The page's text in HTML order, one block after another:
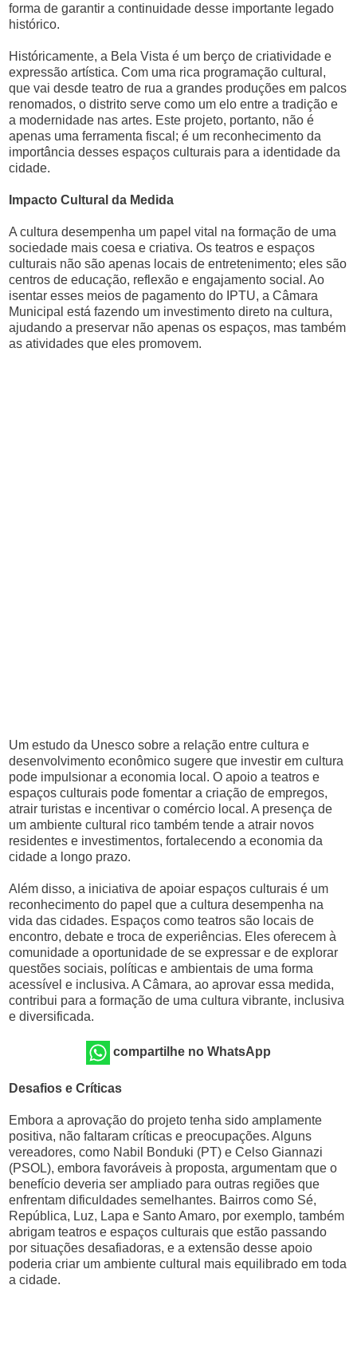
forma de garantir a continuidade desse importante legado
histórico.
Históricamente, a Bela Vista é um berço de criatividade e
expressão artística. Com uma rica programação cultural,
que vai desde teatro de rua a grandes produções em palcos
renomados, o distrito serve como um elo entre a tradição e
a modernidade nas artes. Este projeto, portanto, não é
apenas uma ferramenta fiscal; é um reconhecimento da
importância desses espaços culturais para a identidade da
cidade.
Impacto Cultural da Medida
A cultura desempenha um papel vital na formação de uma
sociedade mais coesa e criativa. Os teatros e espaços
culturais não são apenas locais de entretenimento; eles são
centros de educação, reflexão e engajamento social. Ao
isentar esses meios de pagamento do IPTU, a Câmara
Municipal está fazendo um investimento direto na cultura,
ajudando a preservar não apenas os espaços, mas também
as atividades que eles promovem.
Um estudo da Unesco sobre a relação entre cultura e
desenvolvimento econômico sugere que investir em cultura
pode impulsionar a economia local. O apoio a teatros e
espaços culturais pode fomentar a criação de empregos,
atrair turistas e incentivar o comércio local. A presença de
um ambiente cultural rico também tende a atrair novos
residentes e investimentos, fortalecendo a economia da
cidade a longo prazo.
Além disso, a iniciativa de apoiar espaços culturais é um
reconhecimento do papel que a cultura desempenha na
vida das cidades. Espaços como teatros são locais de
encontro, debate e troca de experiências. Eles oferecem à
comunidade a oportunidade de se expressar e de explorar
questões sociais, políticas e ambientais de uma forma
acessível e inclusiva. A Câmara, ao aprovar essa medida,
contribui para a formação de uma cultura vibrante, inclusiva
e diversificada.
compartilhe no WhatsApp
Desafios e Críticas
Embora a aprovação do projeto tenha sido amplamente
positiva, não faltaram críticas e preocupações. Alguns
vereadores, como Nabil Bonduki (PT) e Celso Giannazi
(PSOL), embora favoráveis à proposta, argumentam que o
benefício deveria ser ampliado para outras regiões que
enfrentam dificuldades semelhantes. Bairros como Sé,
República, Luz, Lapa e Santo Amaro, por exemplo, também
abrigam teatros e espaços culturais que estão passando
por situações desafiadoras, e a extensão desse apoio
poderia criar um ambiente cultural mais equilibrado em toda
a cidade.